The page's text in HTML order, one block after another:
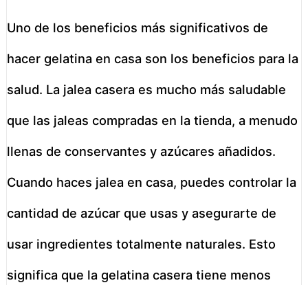
Uno de los beneficios más significativos de
hacer gelatina en casa son los beneficios para la
salud. La jalea casera es mucho más saludable
que las jaleas compradas en la tienda, a menudo
llenas de conservantes y azúcares añadidos.
Cuando haces jalea en casa, puedes controlar la
cantidad de azúcar que usas y asegurarte de
usar ingredientes totalmente naturales. Esto
significa que la gelatina casera tiene menos